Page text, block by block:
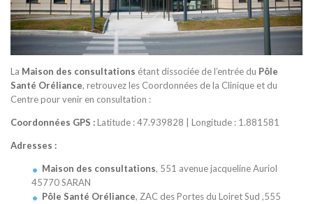
La Maison des consultations étant dissociée de l’entrée du Pôle
Santé Oréliance, retrouvez les Coordonnées de la Clinique et du
Centre pour venir en consultation :
Coordonnées GPS :Latitude : 47.939828 | Longitude : 1.881581
Adresses :
Maison des consultations, 551 avenue jacqueline Auriol
45770 SARAN
Pôle Santé Oréliance, ZAC des Portes du Loiret Sud ,555